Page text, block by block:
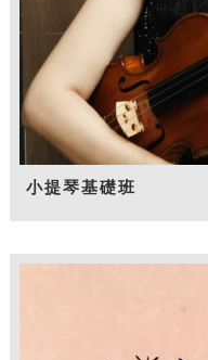
小提琴基礎班